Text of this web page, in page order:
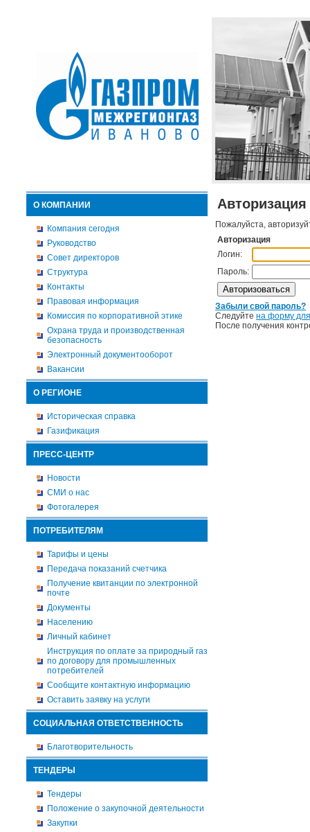
О КОМПАНИИ
Компания сегодня
Руководство
Совет директоров
Структура
Контакты
Правовая информация
Комиссия по корпоративной этике
Охрана труда и производственная
безопасность
Электронный документооборот
Вакансии
О РЕГИОНЕ
Историческая справка
Газификация
ПРЕСС-ЦЕНТР
Новости
СМИ о нас
Фотогалерея
ПОТРЕБИТЕЛЯМ
Тарифы и цены
Передача показаний счетчика
Получение квитанции по электронной
почте
Документы
Населению
Личный кабинет
Инструкция по оплате за природный газ
по договору для промышленных
потребителей
Сообщите контактную информацию
Оставить заявку на услуги
СОЦИАЛЬНАЯ ОТВЕТСТВЕННОСТЬ
Благотворительность
ТЕНДЕРЫ
Тендеры
Положение о закупочной деятельности
Закупки
Авторизация
Пожалуйста,
Авторизация
Логин:
Пароль:
Забыли свой пароль?
Следуйте на форму
После получения